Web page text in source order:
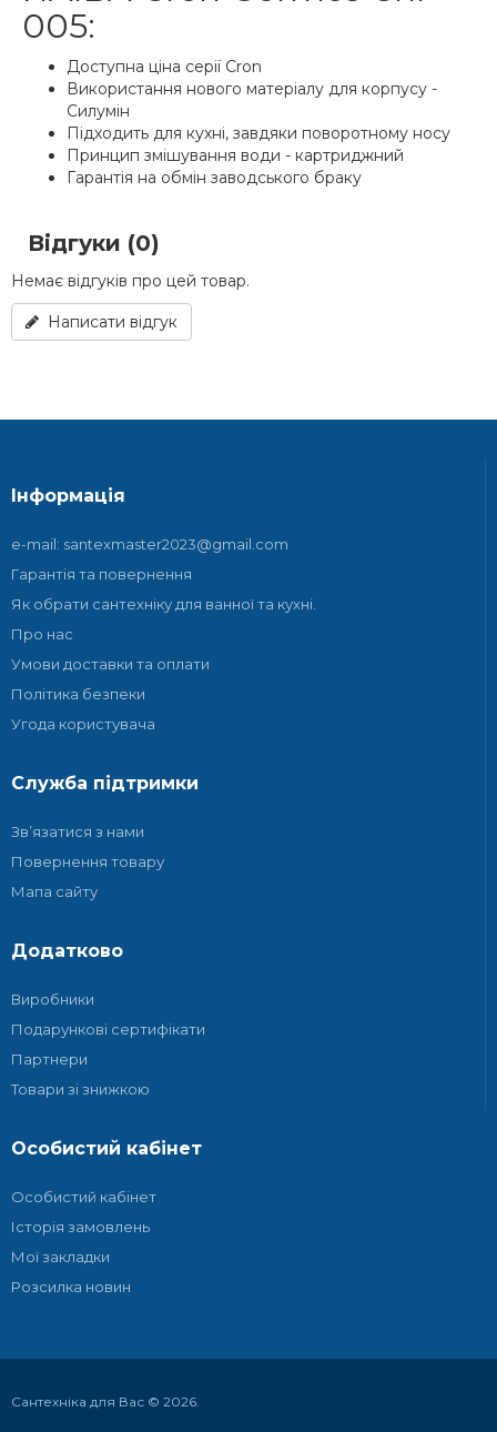
005:
Доступна ціна серії Cron
Використання нового матеріалу для корпусу -
Силумін
Підходить для кухні, завдяки поворотному носу
Принцип змішування води - картриджний
Гарантія на обмін заводського браку
Відгуки (0)
Немає відгуків про цей товар.
Написати відгук
Інформація
e-mail: santexmaster2023@gmail.com
Гарантія та повернення
Як обрати сантехніку для ванної та кухні.
Про нас
Умови доставки та оплати
Політика безпеки
Угода користувача
Служба підтримки
Зв’язатися з нами
Повернення товару
Мапа сайту
Додатково
Виробники
Подарункові сертифікати
Партнери
Товари зі знижкою
Особистий кабінет
Особистий кабінет
Історія замовлень
Мої закладки
Розсилка новин
Сантехніка для Вас © 2026.